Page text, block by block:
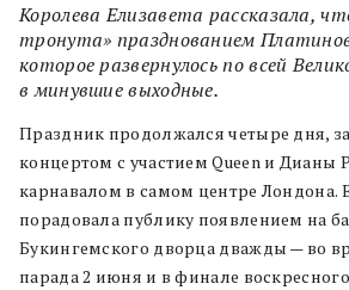
Королева Елизавета рассказала,
тронута» празднованием
которое развернулось по всей
в минувшие выходные.
Праздник продолжался четыре дня,
концертом с участием Queen и Дианы
карнавалом в самом центре Лондона.
порадовала публику появлением на
Букингемского дворца дважды — во
парада 2 июня и в финале воскресного